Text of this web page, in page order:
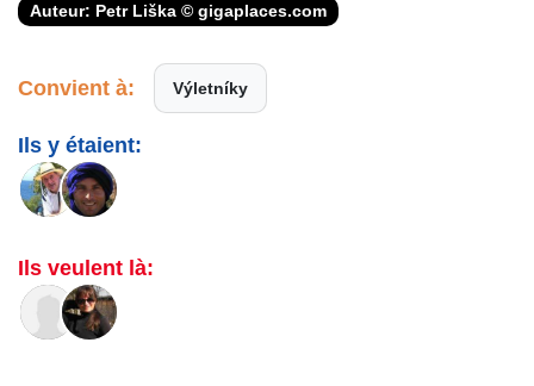
Auteur: Petr Liška © gigaplaces.com
Convient à: Výletníky
Ils y étaient:
Ils veulent là: